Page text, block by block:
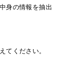
身の情報を抽出
てください。